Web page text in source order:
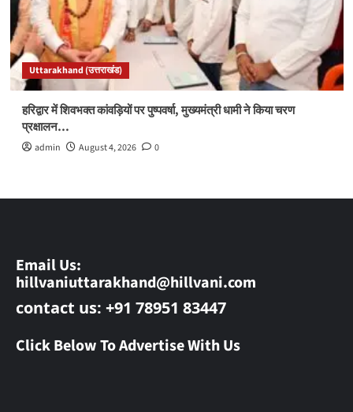
Uttarakhand (उत्तराखंड)
हरिद्वार में शिवभक्त कांवड़ियों पर पुष्पवर्षा, मुख्यमंत्री धामी ने किया चरण
प्रक्षालन…
admin August 4, 2026 0
Email Us:
hillvaniuttarakhand@hillvani.com
contact us: +91 78951 83447
Click Below To Advertise With Us